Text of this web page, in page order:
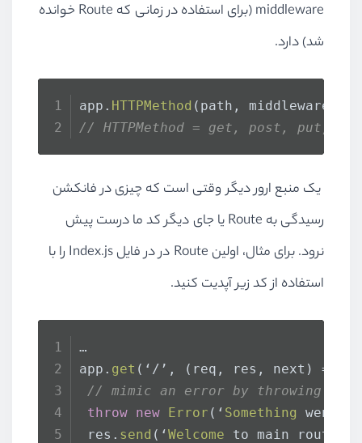
middleware (برای استفاده در زمانی که Route خوانده
شد) دارد.
app. HTTPMethod (path, middleware)
// HTTPMethod = get, post, put,
یک منبع ارور دیگر وقتی است که چیزی در فانکشن
رسیدگی به Route یا جای دیگر کد ما درست پیش
نرود. برای مثال، اولین Route در در فایل Index.js را با
استفاده از کد زیر آپدیت کنید.
…
app. get (‘/’, ( req, res, next ) =>
// mimic an error by throwing an
throw new Error (‘ Something
went
res. send (‘Welcome to main route!’)